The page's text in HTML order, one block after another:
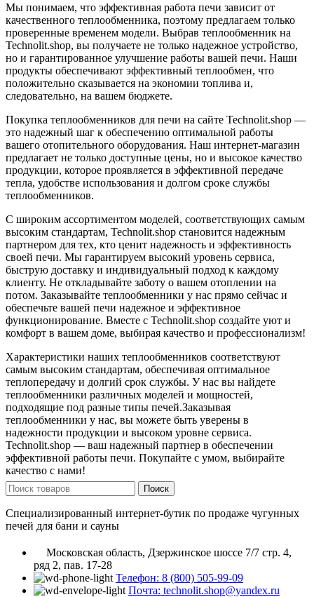
Мы понимаем, что эффективная работа печи зависит от
качественного теплообменника, поэтому предлагаем только
проверенные временем модели. Выбрав теплообменник на
Technolit.shop, вы получаете не только надежное устройство,
но и гарантированное улучшение работы вашей печи. Наши
продукты обеспечивают эффективный теплообмен, что
положительно сказывается на экономии топлива и,
следовательно, на вашем бюджете.
Покупка теплообменников для печи на сайте Technolit.shop —
это надежный шаг к обеспечению оптимальной работы
вашего отопительного оборудования. Наш интернет-магазин
предлагает не только доступные цены, но и высокое качество
продукции, которое проявляется в эффективной передаче
тепла, удобстве использования и долгом сроке службы
теплообменников.
С широким ассортиментом моделей, соответствующих самым
высоким стандартам, Technolit.shop становится надежным
партнером для тех, кто ценит надежность и эффективность
своей печи. Мы гарантируем высокий уровень сервиса,
быструю доставку и индивидуальный подход к каждому
клиенту. Не откладывайте заботу о вашем отоплении на
потом. Заказывайте теплообменники у нас прямо сейчас и
обеспечьте вашей печи надежное и эффективное
функционирование. Вместе с Technolit.shop создайте уют и
комфорт в вашем доме, выбирая качество и профессионализм!
Характеристики наших теплообменников соответствуют
самым высоким стандартам, обеспечивая оптимальное
теплопередачу и долгий срок службы. У нас вы найдете
теплообменники различных моделей и мощностей,
подходящие под разные типы печей.Заказывая
теплообменники у нас, вы можете быть уверены в
надежности продукции и высоком уровне сервиса.
Technolit.shop — ваш надежный партнер в обеспечении
эффективной работы печи. Покупайте с умом, выбирайте
качество с нами!
Поиск
Специализированный интернет-бутик по продаже чугунных
печей для бани и сауны
Московская область, Дзержинское шоссе 7/7 стр. 4,
ряд 2, пав. 17-28
Телефон: 8 (800) 505-99-09
Почта: technolit.shop@yandex.ru